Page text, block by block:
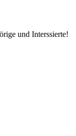
und Interssierte!